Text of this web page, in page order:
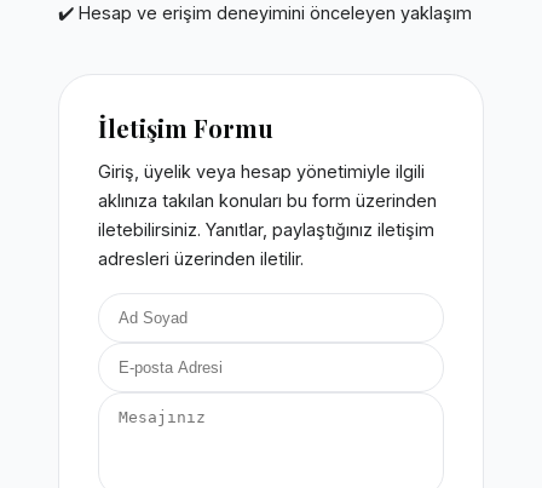
✔️ Hesap ve erişim deneyimini önceleyen yaklaşım
İletişim Formu
Giriş, üyelik veya hesap yönetimiyle ilgili
aklınıza takılan konuları bu form üzerinden
iletebilirsiniz. Yanıtlar, paylaştığınız iletişim
adresleri üzerinden iletilir.